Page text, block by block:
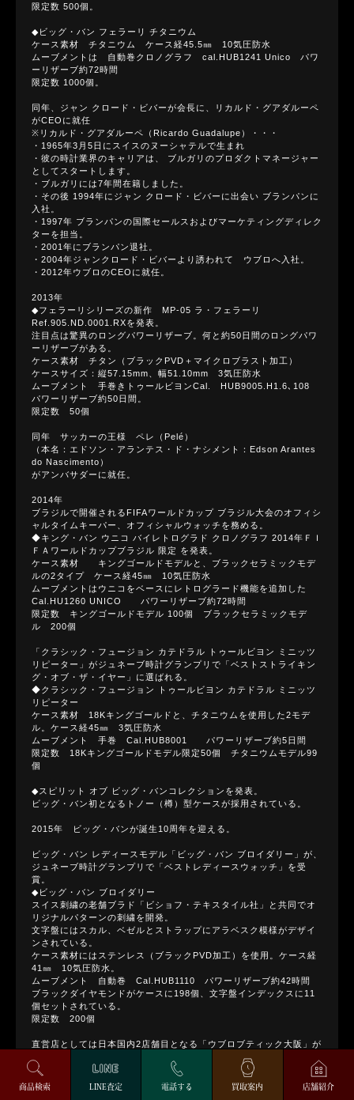
限定数 500個。
◆ビッグ・バン フェラーリ チタニウム
ケース素材 チタニウム ケース経45.5㎜ 10気圧防水
ムーブメントは 自動巻クロノグラフ cal.HUB1241 Unico パワ
ーリザーブ約72時間
限定数 1000個。
同年、ジャン クロード・ビバーが会長に、リカルド・グアダルーペ
がCEOに就任
※リカルド・グアダルーペ（Ricardo Guadalupe）・・・
・1965年3月5日にスイスのヌーシャテルで生まれ
・彼の時計業界のキャリアは、 ブルガリのプロダクトマネージャー
としてスタートします。
・ブルガリには7年間在籍しました。
・その後 1994年にジャン クロード・ビバーに出会い ブランパンに
入社。
・1997年 ブランパンの国際セールスおよびマーケティングディレク
ターを担当。
・2001年にブランパン退社。
・2004年ジャンクロード・ビバーより誘われて ウブロへ入社。
・2012年ウブロのCEOに就任。
2013年
◆フェラーリシリーズの新作 MP-05 ラ・フェラーリ
Ref.905.ND.0001.RXを発表。
注目点は驚異のロングパワーリザーブ。何と約50日間のロングパワ
ーリザーブがある。
ケース素材 チタン（ブラックPVD＋マイクロブラスト加工）
ケースサイズ：縦57.15mm、幅51.10mm 3気圧防水
ムーブメント 手巻きトゥールビヨンCal. HUB9005.H1.6､108
パワーリザーブ約50日間。
限定数 50個
同年 サッカーの王様 ペレ（Pelé）
（本名：エドソン・アランテス・ド・ナシメント：Edson Arantes
do Nascimento）
がアンバサダーに就任。
2014年
ブラジルで開催されるFIFAワールドカップ ブラジル大会のオフィシ
ャルタイムキーパー、オフィシャルウォッチを務める。
◆キング・バン ウニコ バイレトログラド クロノグラフ 2014年ＦＩ
ＦＡワールドカップブラジル 限定 を発表。
ケース素材 キングゴールドモデルと、ブラックセラミックモデ
ルの2タイプ ケース経45㎜ 10気圧防水
ムーブメントはウニコをベースにレトログラード機能を追加した
Cal.HU1260 UNICO パワーリザーブ約72時間
限定数 キングゴールドモデル 100個 ブラックセラミックモデ
ル 200個
「クラシック・フュージョン カテドラル トゥールビヨン ミニッツ
リピーター」がジュネーブ時計グランプリで「ベストストライキン
グ・オブ・ザ・イヤー」に選ばれる。
◆クラシック・フュージョン トゥールビヨン カテドラル ミニッツ
リピーター
ケース素材 18Kキングゴールドと、チタニウムを使用した2モデ
ル。ケース経45㎜ 3気圧防水
ムーブメント 手巻 Cal.HUB8001 パワーリザーブ約5日間
限定数 18Kキングゴールドモデル限定50個 チタニウムモデル99
個
◆スピリット オブ ビッグ・バンコレクションを発表。
ビッグ・バン初となるトノー（樽）型ケースが採用されている。
2015年 ビッグ・バンが誕生10周年を迎える。
ビッグ・バン レディースモデル「ビッグ・バン ブロイダリー」が、
ジュネーブ時計グランプリで「ベストレディースウォッチ」を受
賞。
◆ビッグ・バン ブロイダリー
スイス刺繍の老舗ブラド「ビショフ・テキスタイル社」と共同でオ
リジナルパターンの刺繍を開発。
文字盤にはスカル、ベゼルとストラップにアラベスク模様がデザイ
ンされている。
ケース素材にはステンレス（ブラックPVD加工）を使用。ケース経
41㎜ 10気圧防水。
ムーブメント 自動巻 Cal.HUB1110 パワーリザーブ約42時間
ブラックダイヤモンドがケースに198個、文字盤インデックスに11
個セットされている。
限定数 200個
直営店としては日本国内2店舗目となる「ウブロブティック大阪」が
ニューヨーク・ヤンキースの田中将大投手が日本人で初めてウブロ
のアンバサダーに就任。
商品検索 LINE査定 電話する 買取案内 店舗紹介